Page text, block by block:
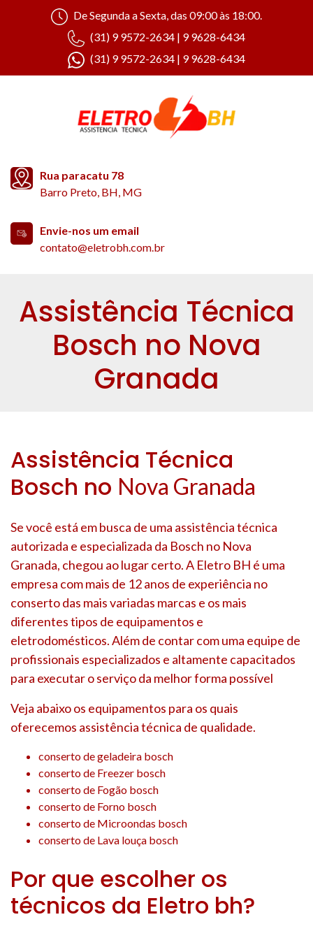
De Segunda a Sexta, das 09:00 às 18:00.
(31) 9 9572-2634 | 9 9628-6434
(31) 9 9572-2634 | 9 9628-6434
Rua paracatu 78
Barro Preto, BH, MG
Envie-nos um email
contato@eletrobh.com.br
Assistência Técnica
Bosch no Nova
Granada
Assistência Técnica
Bosch no Nova Granada
Se você está em busca de uma assistência técnica
autorizada e especializada da Bosch no Nova
Granada, chegou ao lugar certo. A Eletro BH é uma
empresa com mais de 12 anos de experiência no
conserto das mais variadas marcas e os mais
diferentes tipos de equipamentos e
eletrodomésticos. Além de contar com uma equipe de
profissionais especializados e altamente capacitados
para executar o serviço da melhor forma possível
Veja abaixo os equipamentos para os quais
oferecemos assistência técnica de qualidade.
conserto de geladeira bosch
conserto de Freezer bosch
conserto de Fogão bosch
conserto de Forno bosch
conserto de Microondas bosch
conserto de Lava louça bosch
Por que escolher os
técnicos da Eletro bh?